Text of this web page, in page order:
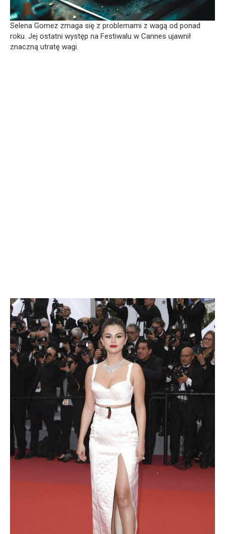
Selena Gomez zmaga się z problemami z wagą od ponad
roku. Jej ostatni występ na Festiwalu w Cannes ujawnił
znaczną utratę wagi.